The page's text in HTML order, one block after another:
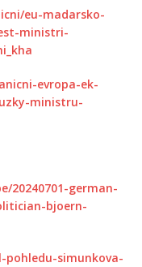
eu-madarsko-
ministri-
evropa-ek-
ministru-
20240701-german-
bjoern-
pohledu-simunkova-